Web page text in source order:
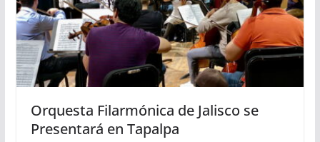
Orquesta Filarmónica de Jalisco se
Presentará en Tapalpa